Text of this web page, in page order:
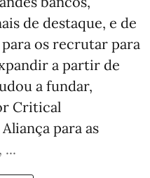
de destaque, e de
os recrutar para
a partir de
a fundar,
Critical
para as